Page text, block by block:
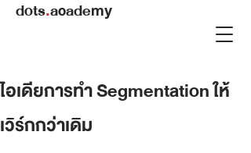
dots.academy
ไอเดียการทำ Segmentation ให้
เวิร์กกว่าเดิม